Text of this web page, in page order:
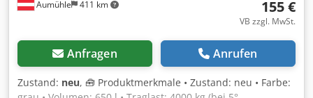
Aumühle 411 km 155 €
VB zzgl. MwSt.
Anfragen Anrufen
Zustand: neu, 🧰 Produktmerkmale • Zustand: neu • Farbe: